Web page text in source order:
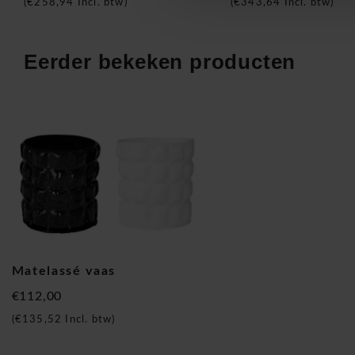
(€258,94 Incl. btw) €343,64 Incl. btw)
Eerder bekeken producten
Matelassé vaas
€112,00
(€135,52 Incl. btw)